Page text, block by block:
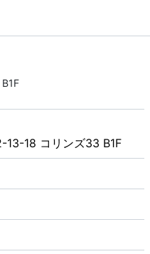
13-18 コリンズ33 B1F